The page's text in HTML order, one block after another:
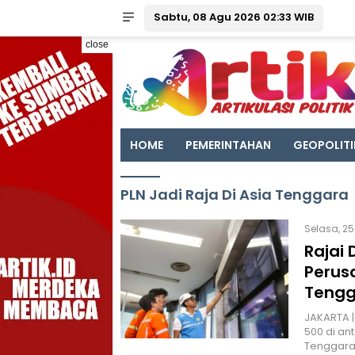
Sabtu, 08 Agu 2026 02:33 WIB
close
HOME PEMERINTAHAN
PLN Jadi Raja Di Asia Tenggara
Selasa,
Rajai
500 di